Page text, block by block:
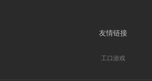
友情链接
工口游戏